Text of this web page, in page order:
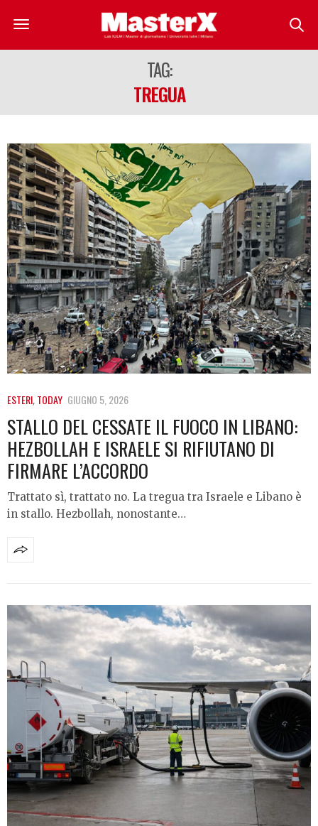
TAG:
TREGUA
ESTERI,TODAY GIUGNO 5, 2026
STALLO DEL CESSATE IL FUOCO IN LIBANO:
HEZBOLLAH E ISRAELE SI RIFIUTANO DI
FIRMARE L’ACCORDO
Trattato sì, trattato no. La tregua tra Israele e Libano è
in stallo. Hezbollah, nonostante…